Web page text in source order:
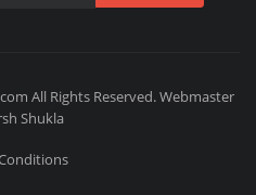
All Rights Reserved. Webmaster
Shukla